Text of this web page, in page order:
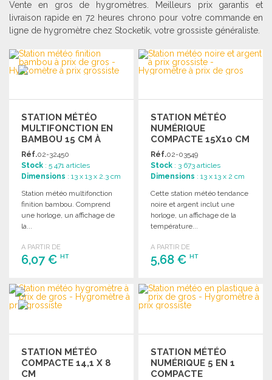
Vente en gros de hygromètres. Meilleurs prix garantis et
livraison rapide en 72 heures chrono pour votre commande en
ligne de hygromètre chez Stocketik, votre grossiste généraliste.
STATION MÉTÉO
MULTIFONCTION EN
BAMBOU 15 CM À
PRIX DE GROS
Réf.02-32450
Stock : 5 471 articles
Dimensions : 13 x 13 x 2.3 cm
Station météo multifonction
finition bambou. Comprend
une horloge, un affichage de
la...
A PARTIR DE
6,07 € HT
COMMANDER
Demander un devis
STATION MÉTÉO
NUMÉRIQUE
COMPACTE 15X10 CM
Réf.02-03549
Stock : 3 673 articles
Dimensions : 13 x 13 x 2 cm
Cette station météo tendance
noire et argent inclut une
horloge, un affichage de la
température...
A PARTIR DE
5,68 €HT
COMMANDER
Demander un devis
STATION MÉTÉO
COMPACTE 14,1 X 8
CM
STATION MÉTÉO
NUMÉRIQUE 5 EN 1
COMPACTE